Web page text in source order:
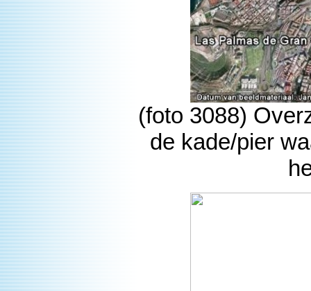
(foto 3088)
de kade/pier